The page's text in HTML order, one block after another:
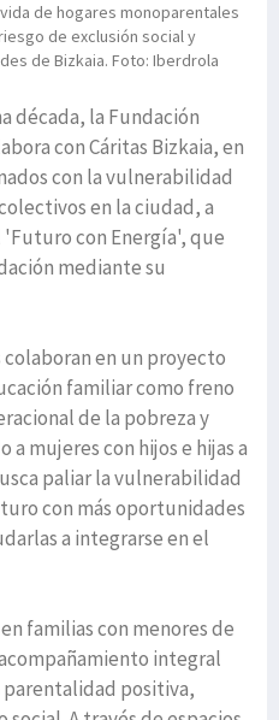
de hogares monoparentales
de exclusión social y
de Bizkaia. Foto: Iberdrola
década, la Fundación
con Cáritas Bizkaia, en
con la vulnerabilidad
en la ciudad, a
con Energía', que
mediante su
en un proyecto
familiar como freno
de la pobreza y
mujeres con hijos e hijas a
paliar la vulnerabilidad
con más oportunidades
a integrarse en el
familias con menores de
integral
positiva,